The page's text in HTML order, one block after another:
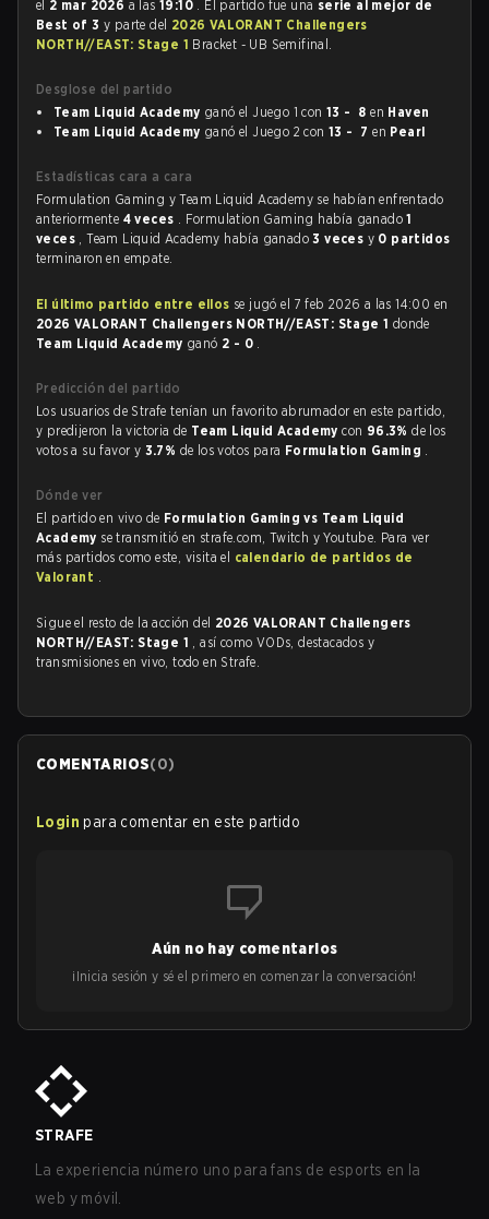
el 2 mar 2026 a las19:10 . El partido fue una serie al mejor de
Best of 3y parte del 2026 VALORANT Challengers
NORTH//EAST: Stage 1 Bracket - UB Semifinal.
Desglose del partido
Team Liquid Academy ganó el Juego 1 con13 - 8 en Haven
Team Liquid Academy ganó el Juego 2 con13 - 7 en Pearl
Estadísticas cara a cara
Formulation Gaming y Team Liquid Academy se habían enfrentado
anteriormente 4 veces . Formulation Gaming había ganado1
veces , Team Liquid Academy había ganado3 veces y 0 partidos
terminaron en empate.
El último partido entre ellos se jugó el 7 feb 2026 a las 14:00 en
2026 VALORANT Challengers NORTH//EAST: Stage 1 donde
Team Liquid Academy ganó 2 - 0 .
Predicción del partido
Los usuarios de Strafe tenían un favorito abrumador en este partido,
y predijeron la victoria de Team Liquid Academycon 96.3%de los
votos a su favor y 3.7% de los votos para Formulation Gaming .
Dónde ver
El partido en vivo de Formulation Gaming vs Team Liquid
Academy se transmitió en strafe.com, Twitch y Youtube. Para ver
más partidos como este, visita el calendario de partidos de
Valorant .
Sigue el resto de la acción del 2026 VALORANT Challengers
NORTH//EAST: Stage 1 , así como VODs, destacados y
transmisiones en vivo, todo en Strafe.
COMENTARIOS(0)
Login para comentar en este partido
Aún no hay comentarios
¡Inicia sesión y sé el primero en comenzar la conversación!
STRAFE
La experiencia número uno para fans de esports en la
web y móvil.